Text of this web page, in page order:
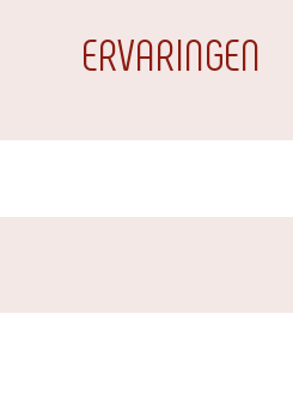
ERVARINGEN